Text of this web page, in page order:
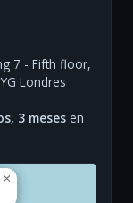
7 - Fifth floor,
Londres
3 meses en
×